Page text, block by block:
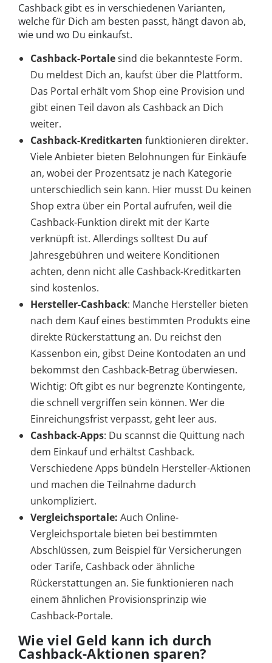
Cashback gibt es in verschiedenen Varianten,
welche für Dich am besten passt, hängt davon ab,
wie und wo Du einkaufst.
Cashback-Portalesind die bekannteste Form.
Du meldest Dich an, kaufst über die Plattform.
Das Portal erhält vom Shop eine Provision und
gibt einen Teil davon als Cashback an Dich
weiter.
Cashback-Kreditkarten funktionieren direkter.
Viele Anbieter bieten Belohnungen für Einkäufe
an, wobei der Prozentsatz je nach Kategorie
unterschiedlich sein kann. Hier musst Du keinen
Shop extra über ein Portal aufrufen, weil die
Cashback-Funktion direkt mit der Karte
verknüpft ist. Allerdings solltest Du auf
Jahresgebühren und weitere Konditionen
achten, denn nicht alle Cashback-Kreditkarten
sind kostenlos.
Hersteller-Cashback: Manche Hersteller bieten
nach dem Kauf eines bestimmten Produkts eine
direkte Rückerstattung an. Du reichst den
Kassenbon ein, gibst Deine Kontodaten an und
bekommst den Cashback-Betrag überwiesen.
Wichtig: Oft gibt es nur begrenzte Kontingente,
die schnell vergriffen sein können. Wer die
Einreichungsfrist verpasst, geht leer aus.
Cashback-Apps: Du scannst die Quittung nach
dem Einkauf und erhältst Cashback.
Verschiedene Apps bündeln Hersteller-Aktionen
und machen die Teilnahme dadurch
unkompliziert.
Vergleichsportale: Auch Online-
Vergleichsportale bieten bei bestimmten
Abschlüssen, zum Beispiel für Versicherungen
oder Tarife, Cashback oder ähnliche
Rückerstattungen an. Sie funktionieren nach
einem ähnlichen Provisionsprinzip wie
Cashback-Portale.
Wie viel Geld kann ich durch
Cashback-Aktionen sparen?